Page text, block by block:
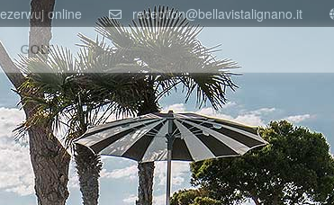
online reception@bellavistalignano.it
GOLF